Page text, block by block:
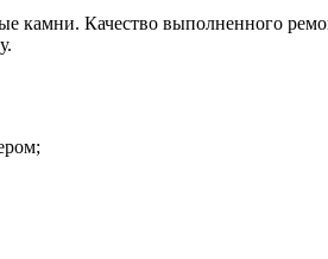
Качество выполненного